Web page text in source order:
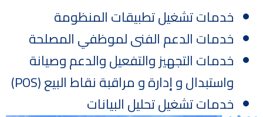
خدمات تشغيل تطبيقات المنظومة
خدمات الدعم الفنى لموظفي المصلحة
خدمات التجهيز والتفعيل والدعم وصيانة
واستبدال و إدارة و مراقبة نقاط البيع (POS)
خدمات تشغيل تحليل البيانات